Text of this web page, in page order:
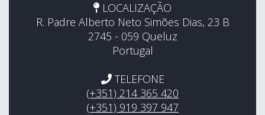
LOCALIZAÇÃO
R. Padre Alberto Neto Simões Dias, 23 B
2745 - 059 Queluz
Portugal
TELEFONE
(+351) 214 365 420
(+351) 919 397 947